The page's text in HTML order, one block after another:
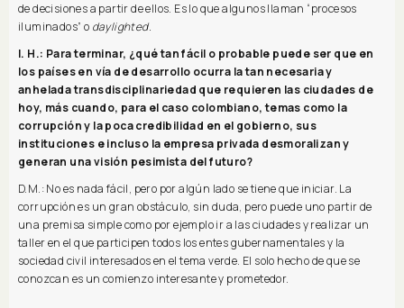
de decisiones a partir de ellos. Es lo que algunos llaman “procesos
iluminados” o daylighted.
I. H.: Para terminar, ¿qué tan fácil o probable puede ser que en
los países en vía de desarrollo ocurra la tan necesaria y
anhelada transdisciplinariedad que requieren las ciudades de
hoy, más cuando, para el caso colombiano, temas como la
corrupción y la poca credibilidad en el gobierno, sus
instituciones e incluso la empresa privada desmoralizan y
generan una visión pesimista del futuro?
D.M.: No es nada fácil, pero por algún lado se tiene que iniciar. La
corrupción es un gran obstáculo, sin duda, pero puede uno partir de
una premisa simple como por ejemplo ir a las ciudades y realizar un
taller en el que participen todos los entes gubernamentales y la
sociedad civil interesados en el tema verde. El solo hecho de que se
conozcan es un comienzo interesante y prometedor.